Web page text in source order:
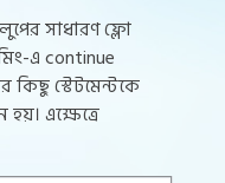
লুপের সাধারণ ফ্লো
এ continue
কিছু স্টেটমেন্টকে
এক্ষেত্রে